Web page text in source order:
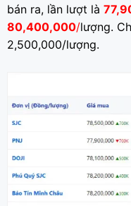
bán ra, lần lượt là
80,400,000/lượng.
2,500,000/lượng.